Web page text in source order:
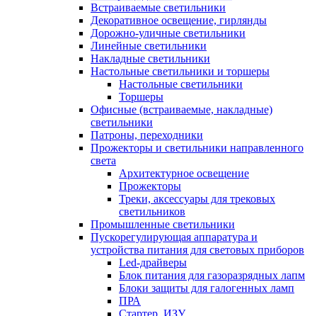
Встраиваемые светильники
Декоративное освещение, гирлянды
Дорожно-уличные светильники
Линейные светильники
Накладные светильники
Настольные светильники и торшеры
Настольные светильники
Торшеры
Офисные (встраиваемые, накладные)
светильники
Патроны, переходники
Прожекторы и светильники направленного
света
Архитектурное освещение
Прожекторы
Треки, аксессуары для трековых
светильников
Промышленные светильники
Пускорегулирующая аппаратура и
устройства питания для световых приборов
Led-драйверы
Блок питания для газоразрядных лапм
Блоки защиты для галогенных ламп
ПРА
Стартер, ИЗУ